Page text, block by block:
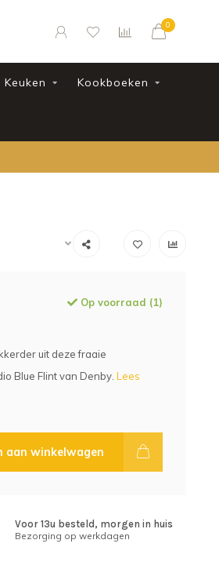
0
Keuken Kookboeken
Op voorraad (1)
uit deze fraaie
Blue Flint van Denby. Lees
aan winkelwagen
Voor 13u besteld, morgen in huis
Bezorging op werkdagen